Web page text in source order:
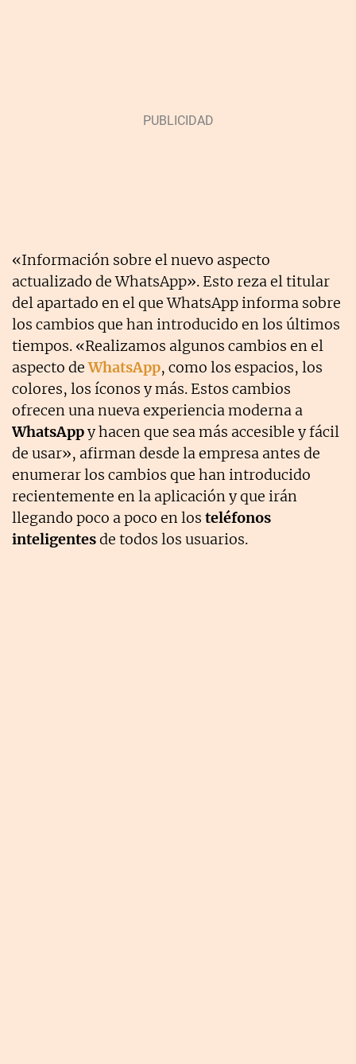
«Información sobre el nuevo aspecto
actualizado de WhatsApp». Esto reza el titular
del apartado en el que WhatsApp informa sobre
los cambios que han introducido en los últimos
tiempos. «Realizamos algunos cambios en el
aspecto deWhatsApp, como los espacios, los
colores, los íconos y más. Estos cambios
ofrecen una nueva experiencia moderna a
WhatsAppy hacen que sea más accesible y fácil
de usar», afirman desde la empresa antes de
enumerar los cambios que han introducido
recientemente en la aplicación y que irán
llegando poco a poco en los teléfonos
inteligentesde todos los usuarios.